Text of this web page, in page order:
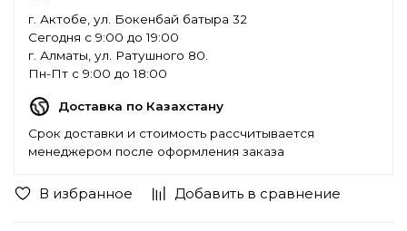
В избранное Добавить в сравнение
г. Актобе, ул. Бокенбай батыра 32
Сегодня с 9:00 до 19:00
г. Алматы, ул. Ратушного 80.
Пн-Пт с 9:00 до 18:00
Доставка по Казахстану
Срок доставки и стоимость рассчитывается
менеджером после оформления заказа